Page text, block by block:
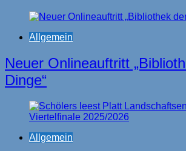
Allgemein
Neuer Onlineauftritt
Dinge“
Allgemein